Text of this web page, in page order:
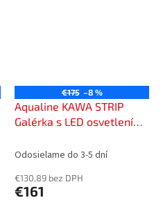
€175 –8 %
Aqualine KAWA STRIP
Galérka s LED osvetlením
WGL36S
Odosielame do 3-5 dní
€130,89 bez DPH
€161